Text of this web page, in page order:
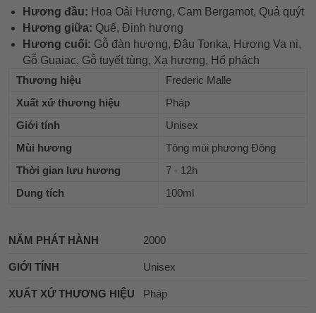
Hương đầu: Hoa Oải Hương, Cam Bergamot, Quả quýt
Hương giữa: Quế, Đinh hương
Hương cuối: Gỗ đàn hương, Đậu Tonka, Hương Va ni,
Gỗ Guaiac, Gỗ tuyết tùng, Xạ hương, Hổ phách
Thương hiệu
Frederic Malle
Xuất xứ thương hiệu
Pháp
Giới tính
Unisex
Mùi hương
Tông mùi phương Đông
Thời gian lưu hương
7 - 12h
Dung tích
100ml
NĂM PHÁT HÀNH 2000
GIỚI TÍNH Unisex
XUẤT XỨ THƯƠNG HIỆU Pháp